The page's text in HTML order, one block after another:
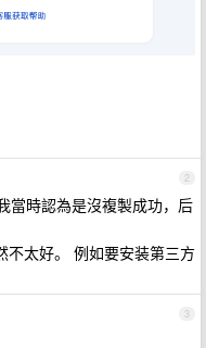
2
當時認為是沒複製成功，后
不太好。 例如要安装第三方
3